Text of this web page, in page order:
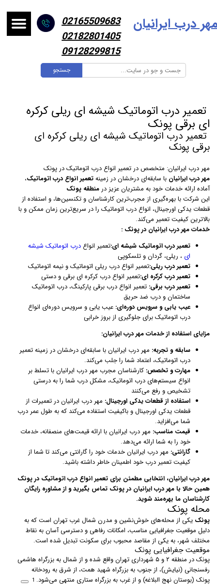
جستجو
درب ایرانیان
02165509683
02182801405
09128299815
تعمیر درب اتوماتیک شیشه ای ریلی کرکره
ای برقی پونک
تعمیر درب اتوماتیک شیشه ای ریلی کرکره ای
برقی پونک
مهر درب ایرانیان: متخصص در تعمیر انواع درب اتوماتیک در پونک
مهر درب ایرانیان با سابقه‌ای درخشان در زمینهتعمیر انواع درب اتوماتیک،
آماده ارائه خدمات خود به مشتریان عزیز درمنطقه پونک
این شرکت با بهره‌گیری از مجرب‌ترین کارشناسان و تکنسین‌ها، و استفاده از
قطعات یدکی اورجینال، انواع درب اتوماتیک را در سریع‌ترین زمان ممکن و با
بالاترین کیفیت تعمیر می‌کند.
خدمات مهر درب ایرانیان در پونک :
تعمیر درب اتوماتیک شیشه ای:تعمیر انواع درب اتوماتیک شیشه
ای ، ریلی، گردان و تلسکوپی
تعمیر درب ریلی:تعمیر انواع درب ریلی اتوماتیک و نیمه اتوماتیک
تعمیر درب کرکره ای:تعمیر انواع درب کرکره ای برقی و دستی
تعمیر درب برقی: تعمیر انواع درب برقی پارکینگ، درب اتوماتیک
ساختمان و درب ضد حریق
عیب یابی و سرویس دوره‌ای: عیب یابی و سرویس دوره‌ای انواع
درب اتوماتیک برای جلوگیری از بروز خرابی
مزایای استفاده از خدمات مهر درب ایرانیان:
سابقه و تجربه: مهر درب ایرانیان با سابقه‌ای درخشان در زمینه تعمیر
درب اتوماتیک، اعتماد شما را جلب می‌کند.
مهارت و تخصص: کارشناسان مجرب مهر درب ایرانیان با تسلط بر
انواع سیستم‌های درب اتوماتیک، مشکل درب شما را به درستی
تشخیص و رفع می‌کنند
استفاده از قطعات یدکی اورجینال: مهر درب ایرانیان در تعمیرات از
قطعات یدکی اورجینال و باکیفیت استفاده می‌کند که به طول عمر درب
شما می‌افزاید.
قیمت مناسب: مهر درب ایرانیان با ارائه قیمت‌های منصفانه، خدمات
خود را به شما ارائه می‌دهد.
گارانتی: مهر درب ایرانیان خدمات خود را گارانتی می‌کند تا شما از
کیفیت تعمیر درب خود اطمینان خاطر داشته باشید.
مهر درب ایرانیان، انتخابی مطمئن برای تعمیر انواع درب اتوماتیک در پونک
همین حالا با مهر درب ایرانیان در پونک تماس بگیرید و از مشاوره رایگان
کارشناسان ما بهره‌مند شوید.
محله پونک
پونک یکی از محله‌های خوش‌نشین و مدرن شمال غرب تهران است که به
دلیل موقعیت جغرافیایی مناسب، امکانات رفاهی و دسترسی آسان به نقاط
مختلف شهر، به یکی از مقاصد محبوب برای سکونت تبدیل شده است.
موقعیت جغرافیایی پونک
پونک در منطقه ۲ و ۵ شهرداری تهران واقع شده و از شمال به بزرگراه هاشمی
رفسنجانی (نیایش)، از جنوب به بزرگراه شهید همت، از شرق به رودخانه
پونک (بوستان نهج البلاغه) و از غرب به بزرگراه ستاری منتهی می‌شود.